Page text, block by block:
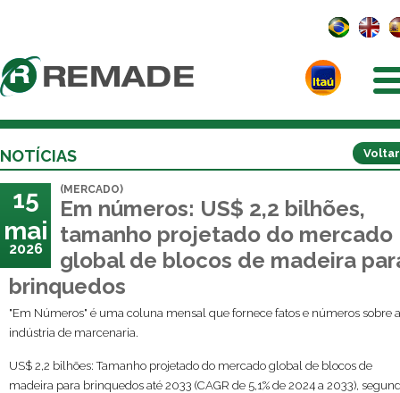
Voltar
NOTÍCIAS
15
mai
2026
(MERCADO)
Em números: US$ 2,2 bilhões,
tamanho projetado do mercado
global de blocos de madeira
brinquedos
"Em Números" é uma coluna mensal que fornece fatos e números sobre a
indústria de marcenaria.
US$ 2,2 bilhões: Tamanho projetado do mercado global de blocos de
madeira para brinquedos até 2033 (CAGR de 5,1% de 2024 a 2033),